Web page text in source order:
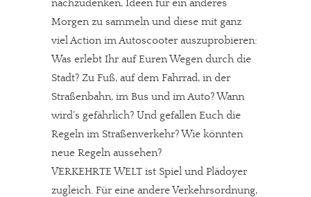
nachzudenken, Ideen für ein anderes
Morgen zu sammeln und diese mit ganz
viel Action im Autoscooter auszuprobieren:
Was erlebt Ihr auf Euren Wegen durch die
Stadt? Zu Fuß, auf dem Fahrrad, in der
Straßenbahn, im Bus und im Auto? Wann
wird’s gefährlich? Und gefallen Euch die
Regeln im Straßenverkehr? Wie könnten
neue Regeln aussehen?
VERKEHRTE WELT ist Spiel und Plädoyer
zugleich. Für eine andere Verkehrsordnung,